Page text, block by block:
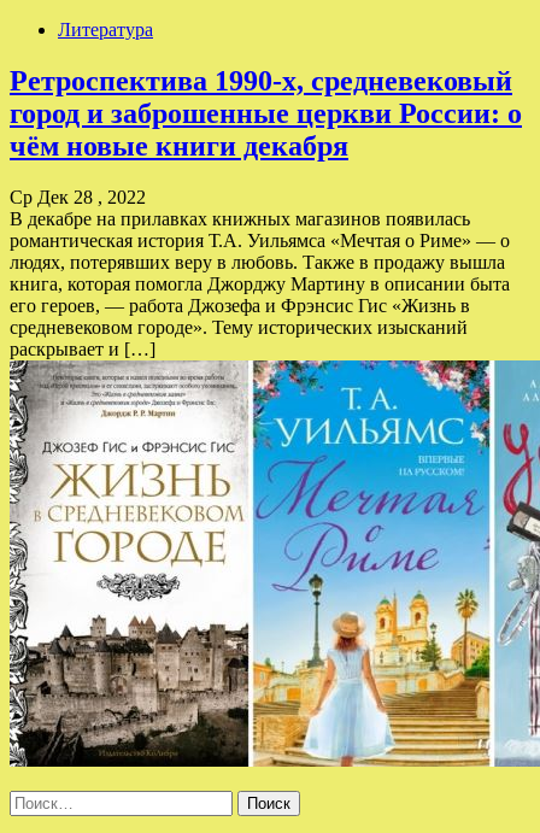
Литература
Ретроспектива 1990-х, средневековый
город и заброшенные церкви России: о
чём новые книги декабря
Ср Дек 28 , 2022
В декабре на прилавках книжных магазинов появилась
романтическая история Т.А. Уильямса «Мечтая о Риме» — о
людях, потерявших веру в любовь. Также в продажу вышла
книга, которая помогла Джорджу Мартину в описании быта
его героев, — работа Джозефа и Фрэнсис Гис «Жизнь в
средневековом городе». Тему исторических изысканий
раскрывает и […]
Найти: